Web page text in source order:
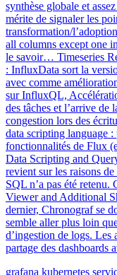
synthèse globale et
mérite de signaler les
transformation/
all columns except one
le savoir… Timeseries
: InfluxData sort la
avec comme
sur InfluxQL,
des tâches et l’arrive de
congestion lors des
data scripting language :
fonctionnalités de Flux
Data Scripting and
revient sur les raisons
SQL n’a pas été
Viewer and Additional
dernier, Chronograf se
semble aller plus loin
d’ingestion de logs. Les
partage des dashboards
grafana kubernetes